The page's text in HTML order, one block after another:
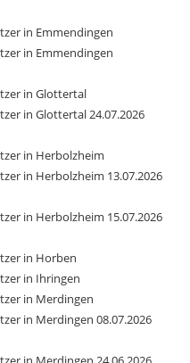
in Emmendingen
in Emmendingen
in Glottertal
in Glottertal 24.07.2026
in Herbolzheim
in Herbolzheim 13.07.2026
in Herbolzheim 15.07.2026
in Horben
in Ihringen
in Merdingen
in Merdingen 08.07.2026